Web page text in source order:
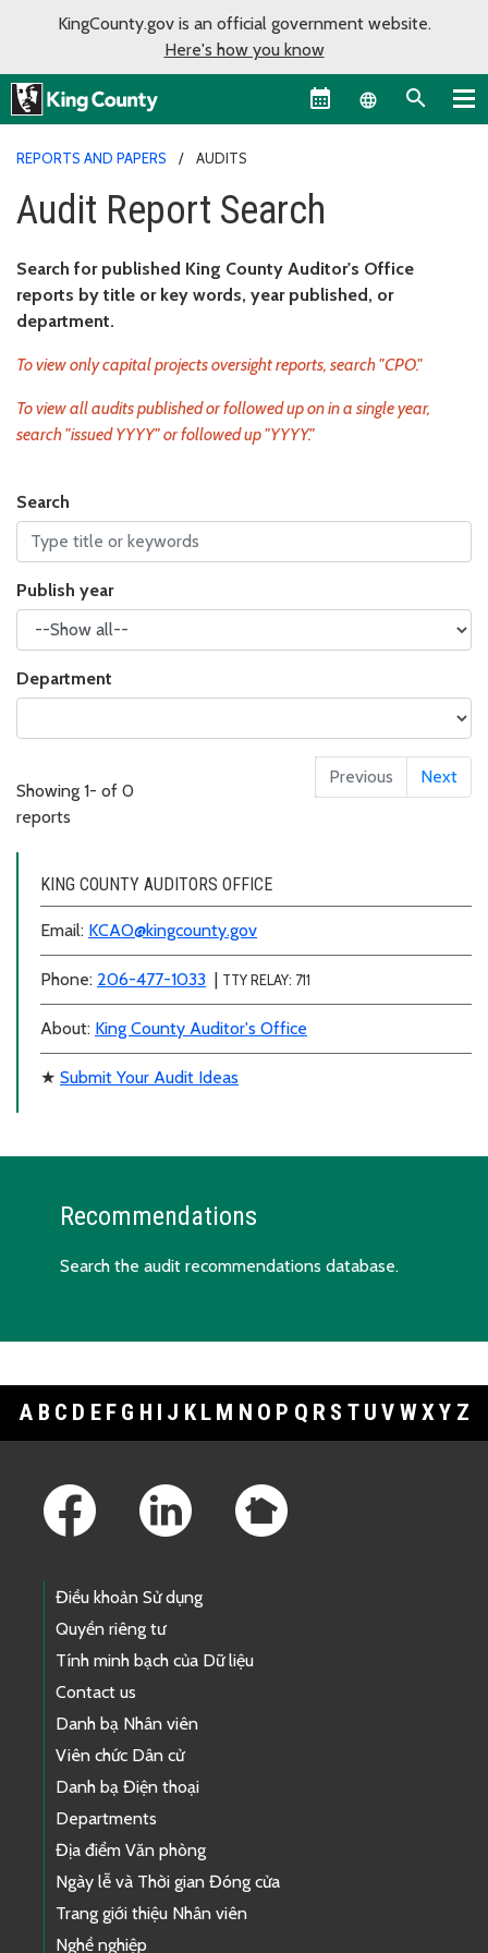
KingCounty.gov is an official government website.
Here's how you know
Language
REPORTS AND PAPERS AUDITS
Audit Report Search
Search for published King County Auditor's Office
reports by title or key words, year published, or
department.
To view only capital projects oversight reports, search "CPO."
To view all audits published or followed up on in a single year,
search "issued YYYY" or followed up "YYYY."
Search
Publish year
Department
Showing 1- of 0
reports
Previous Next
KING COUNTY AUDITORS OFFICE
Email: KCAO@kingcounty.gov
Phone: 206-477-1033 | TTY RELAY: 711
About: King County Auditor's Office
★ Submit Your Audit Ideas
Recommendations
Search the audit recommendations database.
A B C D E F G H I J K L M N O P Q R S T U V WXY Z
Điều khoản Sử dụng
Quyền riêng tư
Tính minh bạch của Dữ liệu
Contact us
Danh bạ Nhân viên
Viên chức Dân cử
Danh bạ Điện thoại
Departments
Địa điểm Văn phòng
Ngày lễ và Thời gian Đóng cửa
Trang giới thiệu Nhân viên
Nghề nghiệp